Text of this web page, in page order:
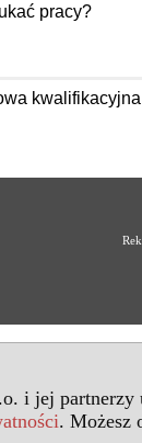
i jej
. Możesz
pracy?